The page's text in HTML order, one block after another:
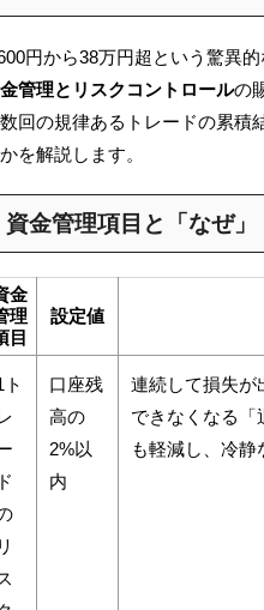
円から38万円超という驚異
管理とリスクコントロールの
回の規律あるトレードの累積
を解説します。
資金管理項目と「なぜ」
金
理
目
設定値
ト
ド
リ
口座残
高の
2%以
内
連続して損失が
できなくなる「
も軽減し、冷静